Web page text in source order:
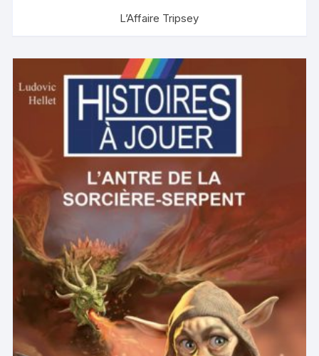
L’Affaire Tripsey